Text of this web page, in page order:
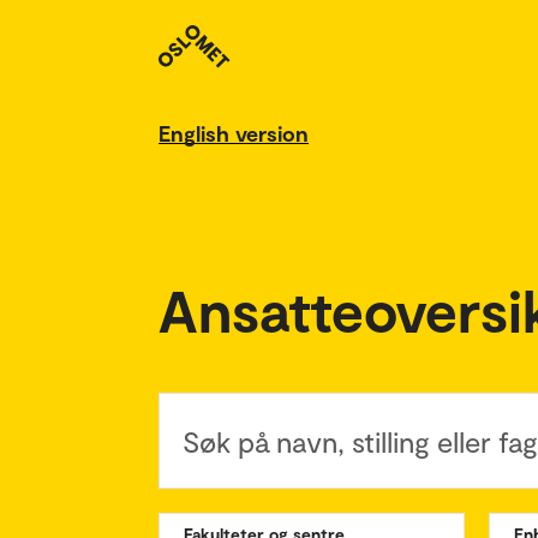
English version
Søk på navn, stilling eller
Fakulteter og sentre